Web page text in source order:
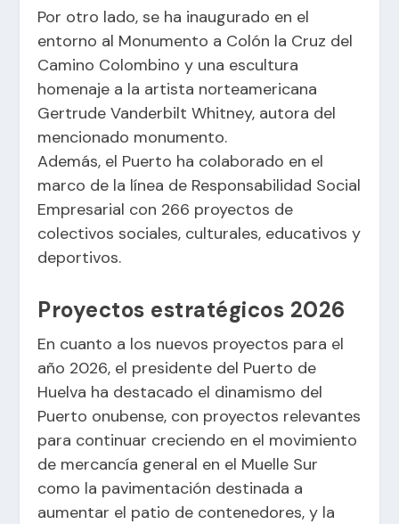
Por otro lado, se ha inaugurado en el
entorno al Monumento a Colón la Cruz del
Camino Colombino y una escultura
homenaje a la artista norteamericana
Gertrude Vanderbilt Whitney, autora del
mencionado monumento.
Además, el Puerto ha colaborado en el
marco de la línea de Responsabilidad Social
Empresarial con 266 proyectos de
colectivos sociales, culturales, educativos y
deportivos.
Proyectos estratégicos 2026
En cuanto a los nuevos proyectos para el
año 2026, el presidente del Puerto de
Huelva ha destacado el dinamismo del
Puerto onubense, con proyectos relevantes
para continuar creciendo en el movimiento
de mercancía general en el Muelle Sur
como la pavimentación destinada a
aumentar el patio de contenedores, y la